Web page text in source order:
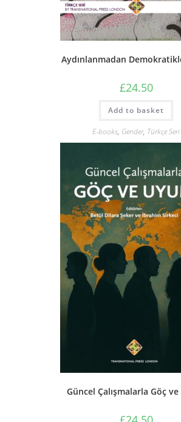
Aydınlanmadan
£24.50
Add to basket
E-books, Gender, Türkçe Seri
Güncel Çalışmalarla Göç